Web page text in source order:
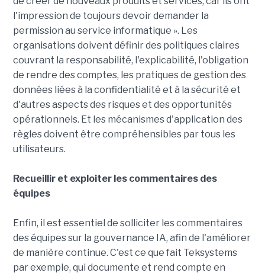
l'impression de toujours devoir demander la
permission au service informatique ». Les
organisations doivent définir des politiques claires
couvrant la responsabilité, l'explicabilité, l'obligation
de rendre des comptes, les pratiques de gestion des
données liées à la confidentialité et à la sécurité et
d'autres aspects des risques et des opportunités
opérationnels. Et les mécanismes d'application des
règles doivent être compréhensibles par tous les
utilisateurs.
Recueillir et exploiter les commentaires des
équipes
Enfin, il est essentiel de solliciter les commentaires
des équipes sur la gouvernance IA, afin de l'améliorer
de manière continue. C'est ce que fait Teksystems
par exemple, qui documente et rend compte en